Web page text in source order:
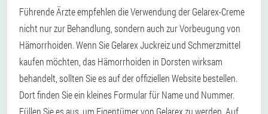
Führende Ärzte empfehlen die Verwendung der Gelarex-Creme
nicht nur zur Behandlung, sondern auch zur Vorbeugung von
Hämorrhoiden. Wenn Sie Gelarex Juckreiz und Schmerzmittel
kaufen möchten, das Hämorrhoiden in Dorsten wirksam
behandelt, sollten Sie es auf der offiziellen Website bestellen.
Dort finden Sie ein kleines Formular für Name und Nummer.
Füllen Sie es aus, um Eigentümer von Gelarex zu werden. Auf